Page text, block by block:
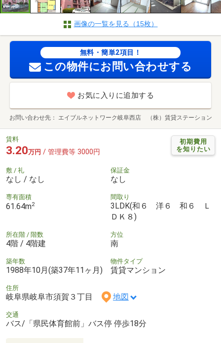
画像の一覧を見る（15枚）
無料・簡単2項目！
この物件にお問い合わせする
お気に入りに追加する
お問い合わせ先 エイブルネットワーク岐阜西店 （株）賃貸ステーション
初期費用
を知りたい
賃料
3.20万円 / 管理費等 3000円
敷 / 礼
なし / なし
保証金
なし
専有面積
61.64m2
間取り
3LDK(和６ 洋６ 和６ Ｌ
ＤＫ８)
所在階 / 階数
4階 / 4階建
方位
南
築年数
1988年10月(築37年11ヶ月)
物件タイプ
賃貸マンション
住所
岐阜県岐阜市須賀３丁目 地図
交通
バス/「県民体育館前」バス停 停歩18分